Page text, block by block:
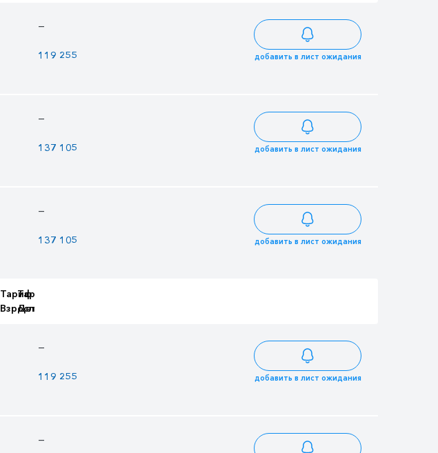
—
119 255 добавить в лист ожидания
—
137 105 добавить в лист ожидания
—
137 105 добавить в лист ожидания
Тариф
Взрослый
Тариф
Детский
—
119 255 добавить в лист ожидания
—